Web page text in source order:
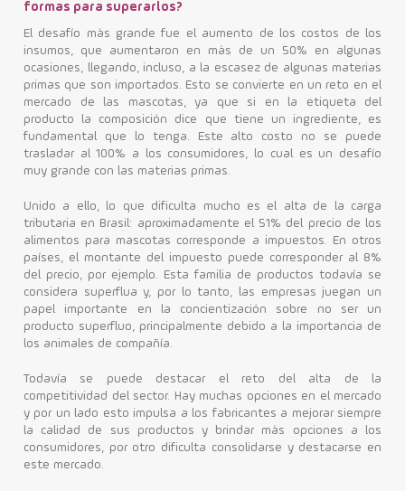
formas para superarlos?
El desafío más grande fue el aumento de los costos de los
insumos, que aumentaron en más de un 50% en algunas
ocasiones, llegando, incluso, a la escasez de algunas materias
primas que son importados. Esto se convierte en un reto en el
mercado de las mascotas, ya que si en la etiqueta del
producto la composición dice que tiene un ingrediente, es
fundamental que lo tenga. Este alto costo no se puede
trasladar al 100% a los consumidores, lo cual es un desafío
muy grande con las materias primas.
Unido a ello, lo que dificulta mucho es el alta de la carga
tributaria en Brasil: aproximadamente el 51% del precio de los
alimentos para mascotas corresponde a impuestos. En otros
países, el montante del impuesto puede corresponder al 8%
del precio, por ejemplo. Esta familia de productos todavía se
considera superflua y, por lo tanto, las empresas juegan un
papel importante en la concientización sobre no ser un
producto superfluo, principalmente debido a la importancia de
los animales de compañía.
Todavía se puede destacar el reto del alta de la
competitividad del sector. Hay muchas opciones en el mercado
y por un lado esto impulsa a los fabricantes a mejorar siempre
la calidad de sus productos y brindar más opciones a los
consumidores, por otro dificulta consolidarse y destacarse en
este mercado.